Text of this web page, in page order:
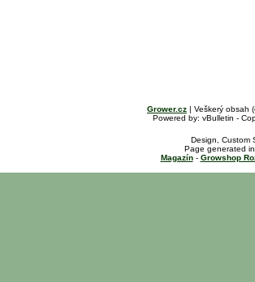
Grower.cz | Veškerý obsah
Powered by: vBulletin -
Design, Custom
Page generated
Magazín- Growshop